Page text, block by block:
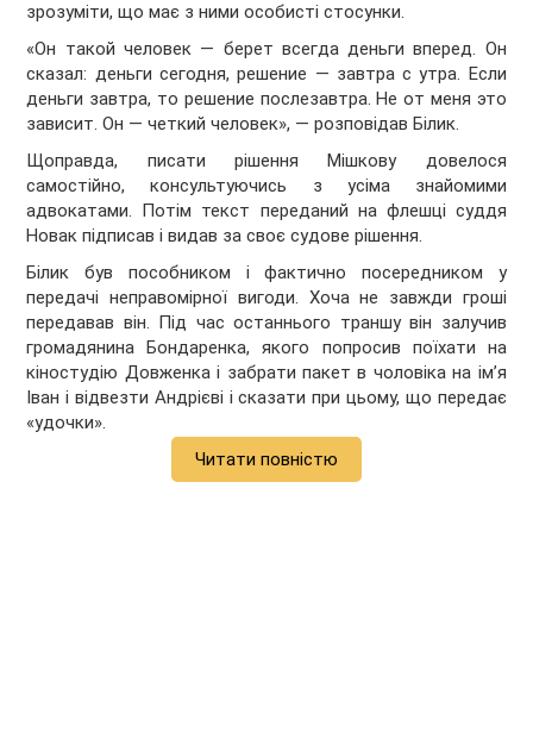
зрозуміти, що має з ними особисті стосунки.
«Он такой человек — берет всегда деньги вперед. Он
сказал: деньги сегодня, решение — завтра с утра. Если
деньги завтра, то решение послезавтра. Не от меня это
зависит. Он — четкий человек», — розповідав Білик.
Щоправда, писати рішення Мішкову довелося
самостійно, консультуючись з усіма знайомими
адвокатами. Потім текст переданий на флешці суддя
Новак підписав і видав за своє судове рішення.
Білик був пособником і фактично посередником у
передачі неправомірної вигоди. Хоча не завжди гроші
передавав він. Під час останнього траншу він залучив
громадянина Бондаренка, якого попросив поїхати на
кіностудію Довженка і забрати пакет в чоловіка на ім’я
Іван і відвезти Андрієві і сказати при цьому, що передає
«удочки».
Читати повністю